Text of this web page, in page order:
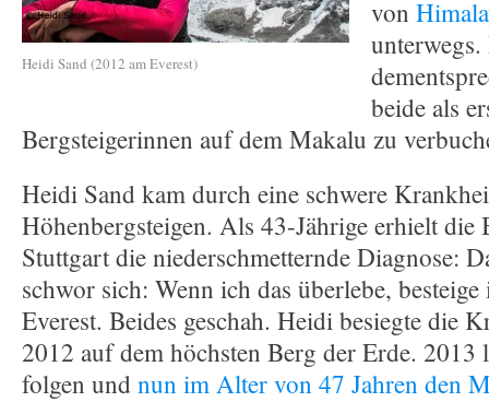
Heidi Sand (2012 am Everest)
von
beide als
Bergsteigerinnen auf dem Makalu zu
Heidi Sand kam durch eine schwere
Höhenbergsteigen. Als 43-Jährige erhielt die
Stuttgart die niederschmetternde Diagnose:
schwor sich: Wenn ich das überlebe,
Everest. Beides geschah. Heidi besiegte die
2012 auf dem höchsten Berg der Erde. 2013
folgen undnun im Alter von 47 Jahren den